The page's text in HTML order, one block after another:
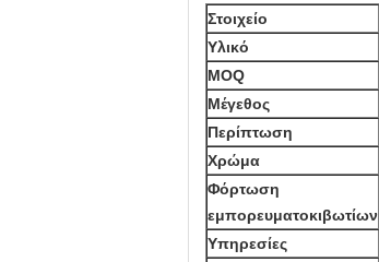
Στοιχείο
Υλικό
MOQ
Μέγεθος
Περίπτωση
Χρώμα
Φόρτωση
εμπορευματοκιβωτίων
Υπηρεσίες